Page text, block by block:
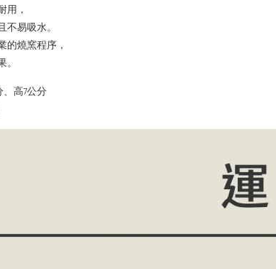
用，
易吸水。
的燒窯程序，
、高7公分